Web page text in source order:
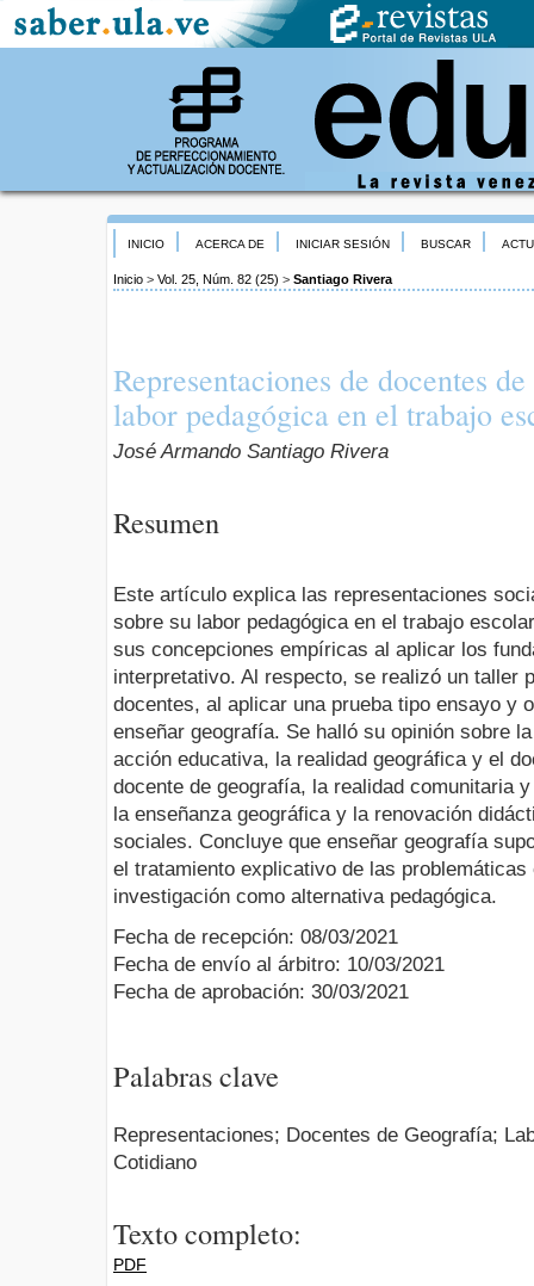
INICIO ACERCA DE INICIAR SESIÓN BUSCAR
Inicio > Vol. 25, Núm. 82 (25) > Santiago Rivera
Representaciones de docentes
labor pedagógica en el trabajo
José Armando Santiago Rivera
Resumen
Este artículo explica las representaciones
sobre su labor pedagógica en el trabajo
sus concepciones empíricas al aplicar los
interpretativo. Al respecto, se realizó un taller
docentes, al aplicar una prueba tipo ensayo y
enseñar geografía. Se halló su opinión sobre
acción educativa, la realidad geográfica y el
docente de geografía, la realidad comunitaria
la enseñanza geográfica y la renovación
sociales. Concluye que enseñar geografía
el tratamiento explicativo de las
investigación como alternativa pedagógica.
Fecha de recepción: 08/03/2021
Fecha de envío al árbitro: 10/03/2021
Fecha de aprobación: 30/03/2021
Palabras clave
Representaciones; Docentes de Geografía;
Cotidiano
Texto completo:
PDF